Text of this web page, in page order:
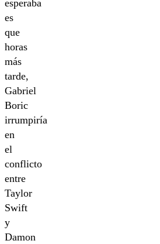
esperaba
es
que
horas
más
tarde,
Gabriel
Boric
irrumpiría
en
el
conflicto
entre
Taylor
Swift
y
Damon